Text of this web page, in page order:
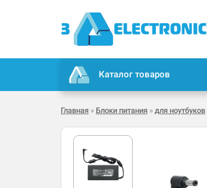
Каталог товаров
Главная » Блоки питания » для ноутбуков